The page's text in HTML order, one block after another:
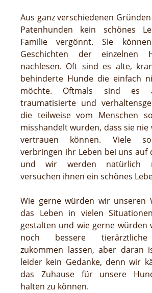
Aus ganz verschiedenen
Patenhunden kein schönes
Familie vergönnt. Sie
Geschichten der einzelnen
nachlesen. Oft sind es alte,
behinderte Hunde die einfach
möchte. Oftmals sind es
traumatisierte und
die teilweise vom Menschen
misshandelt wurden, dass sie nie
vertrauen können. Viele
verbringen ihr Leben bei uns auf
und wir werden natürlich
versuchen ihnen ein schönes
Wie gerne würden wir unseren
das Leben in vielen
gestalten und wie gerne würden
noch bessere tierärztliche
zukommen lassen, aber daran
leider kein Gedanke, denn wir
das Zuhause für unsere
halten zu können.